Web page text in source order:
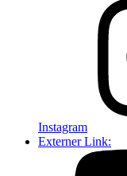
Instagram
Externer Link: